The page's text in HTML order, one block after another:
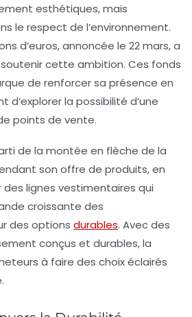
esthétiques, mais
le respect de l’environnement.
d’euros, annoncée le 22 mars, a
cette ambition. Ces fonds
de renforcer sa présence en
d’explorer la possibilité d’une
points de vente.
de la montée en flèche de la
son offre de produits, en
lignes vestimentaires qui
croissante des
des options durables. Avec des
conçus et durables, la
à faire des choix éclairés